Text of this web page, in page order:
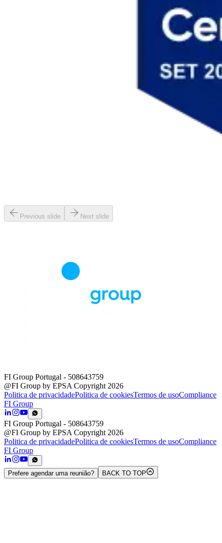
Previous slide Next slide
FI Group Portugal - 508643759
@FI Group by EPSA Copyright 2026
Politica de privacidadePolitica de cookiesTermos de usoCompliance
FI Group
FI Group Portugal - 508643759
@FI Group by EPSA Copyright 2026
Politica de privacidadePolitica de cookiesTermos de usoCompliance
FI Group
Prefere agendar uma reunião? BACK TO TOP